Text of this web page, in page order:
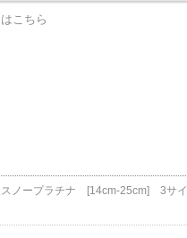
こちら
スノープラチナ [14cm-25cm] 3サイ